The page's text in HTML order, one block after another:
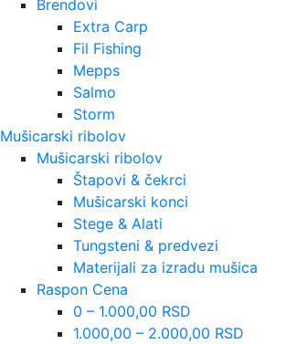
Brendovi
Extra Carp
Fil Fishing
Mepps
Salmo
Storm
Mušicarski ribolov
Mušicarski ribolov
Štapovi & čekrci
Mušicarski konci
Stege & Alati
Tungsteni & predvezi
Materijali za izradu mušica
Raspon Cena
0 – 1.000,00 RSD
1.000,00 – 2.000,00 RSD